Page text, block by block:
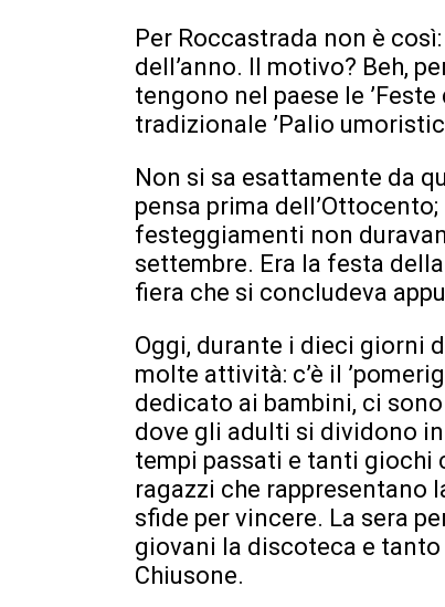
Per Roccastrada non è
dell’anno. Il motivo? Beh,
tengono nel paese le
tradizionale ’Palio
Non si sa esattamente da
pensa prima
festeggiamenti non
settembre. Era la festa
fiera che si concludeva
Oggi, durante i dieci giorni
molte attività: c’è il
dedicato ai bambini, ci sono
dove gli adulti si dividono
tempi passati e tanti giochi
ragazzi che rappresentano
sfide per vincere. La sera
giovani la discoteca e
Chiusone.